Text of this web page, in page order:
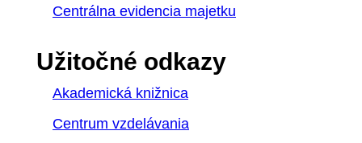
Centrálna evidencia majetku
Užitočné odkazy
Akademická knižnica
Centrum vzdelávania